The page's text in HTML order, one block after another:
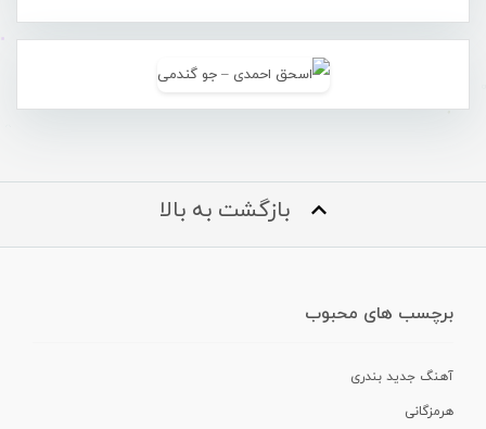
بازگشت به بالا
برچسب های محبوب
آهنگ جدید بندری
هرمزگانی